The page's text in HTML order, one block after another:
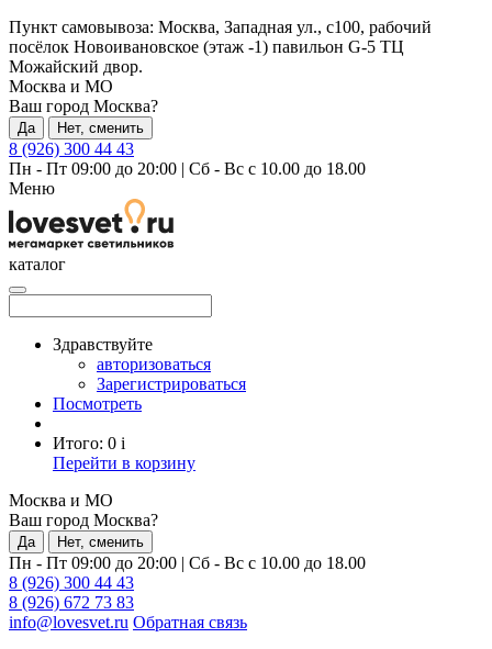
Пункт самовывоза: Москва, Западная ул., с100, рабочий
посёлок Новоивановское (этаж -1) павильон G-5 ТЦ
Можайский двор.
Москва и МО
Ваш город Москва?
Да Нет, сменить
8 (926) 300 44 43
Пн - Пт 09:00 до 20:00 | Сб - Вс с 10.00 до 18.00
Меню
каталог
Здравствуйте
авторизоваться
Зарегистрироваться
Посмотреть
Итого: 0 i
Перейти в корзину
Москва и МО
Ваш город Москва?
Да Нет, сменить
Пн - Пт 09:00 до 20:00 | Сб - Вс с 10.00 до 18.00
8 (926) 300 44 43
8 (926) 672 73 83
info@lovesvet.ru Обратная связь